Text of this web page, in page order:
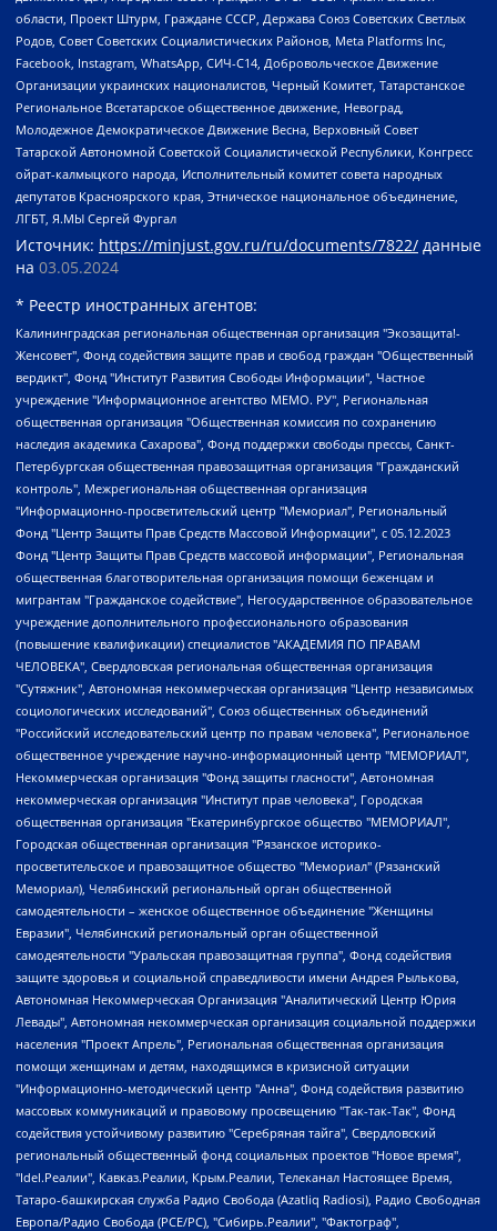
области, Проект Штурм, Граждане СССР, Держава Союз Советских Светлых
Родов, Совет Советских Социалистических Районов, Meta Platforms Inc,
Facebook, Instagram, WhatsApp, СИЧ-С14, Добровольческое Движение
Организации украинских националистов, Черный Комитет, Татарстанское
Региональное Всетатарское общественное движение, Невоград,
Молодежное Демократическое Движение Весна, Верховный Совет
Татарской Автономной Советской Социалистической Республики, Конгресс
ойрат-калмыцкого народа, Исполнительный комитет совета народных
депутатов Красноярского края, Этническое национальное объединение,
ЛГБТ, Я.МЫ Сергей Фургал
Источник: https://minjust.gov.ru/ru/documents/7822/ данные
на 03.05.2024
* Реестр иностранных агентов:
Калининградская региональная общественная организация "Экозащита!-Женсовет", Фонд содействия защите прав и свобод граждан "Общественный вердикт", Фонд "Институт Развития Свободы Информации", Частное учреждение "Информационное агентство МЕМО. РУ", Региональная общественная организация "Общественная комиссия по сохранению наследия академика Сахарова", Фонд поддержки свободы прессы, Санкт-Петербургская общественная правозащитная организация "Гражданский контроль", Межрегиональная общественная организация "Информационно-просветительский центр "Мемориал", Региональный Фонд "Центр Защиты Прав Средств Массовой Информации", с 05.12.2023 Фонд "Центр Защиты Прав Средств массовой информации", Региональная общественная благотворительная организация помощи беженцам и мигрантам "Гражданское содействие", Негосударственное образовательное учреждение дополнительного профессионального образования (повышение квалификации) специалистов "АКАДЕМИЯ ПО ПРАВАМ ЧЕЛОВЕКА", Свердловская региональная общественная организация "Сутяжник", Автономная некоммерческая организация "Центр независимых социологических исследований", Союз общественных объединений "Российский исследовательский центр по правам человека", Региональное общественное учреждение научно-информационный центр "МЕМОРИАЛ", Некоммерческая организация "Фонд защиты гласности", Автономная некоммерческая организация "Институт прав человека", Городская общественная организация "Екатеринбургское общество "МЕМОРИАЛ", Городская общественная организация "Рязанское историко-просветительское и правозащитное общество "Мемориал" (Рязанский Мемориал), Челябинский региональный орган общественной самодеятельности – женское общественное объединение "Женщины Евразии", Челябинский региональный орган общественной самодеятельности "Уральская правозащитная группа", Фонд содействия защите здоровья и социальной справедливости имени Андрея Рылькова, Автономная Некоммерческая Организация "Аналитический Центр Юрия Левады", Автономная некоммерческая организация социальной поддержки населения "Проект Апрель", Региональная общественная организация помощи женщинам и детям, находящимся в кризисной ситуации "Информационно-методический центр "Анна", Фонд содействия развитию массовых коммуникаций и правовому просвещению "Так-так-Так", Фонд содействия устойчивому развитию "Серебряная тайга", Свердловский региональный общественный фонд социальных проектов "Новое время", "Idel.Реалии", Кавказ.Реалии, Крым.Реалии, Телеканал Настоящее Время, Татаро-башкирская служба Радио Свобода (Azatliq Radiosi), Радио Свободная Европа/Радио Свобода (PCE/PC), "Сибирь.Реалии", "Фактограф", Благотворительный фонд помощи осужденным и их семьям, Автономная некоммерческая организация "Институт глобализации и социальных движений", Фонд "В защиту прав заключенных", Частное учреждение "Центр поддержки и содействия развитию средств массовой информации", Пензенский региональный общественный благотворительный фонд "Гражданский союз", "Север.Реалии", Некоммерческая организация Фонд "Правовая инициатива", Общество с ограниченной ответственностью "Радио Свободная Европа/Радио Свобода", Чешское информационное агентство "MEDIUM-ORIENT", Красноярская региональная общественная организация "Мы против СПИДа", Камалягин Денис Николаевич, Маркелов Сергей Евгеньевич, Пономарев Лев Александрович, Савицкая Людмила Алексеевна, Автономная некоммерческая организация "Центр по работе с проблемой насилия "НАСИЛИЮ.НЕТ", Межрегиональный профессиональный союз работников здравоохранения "Альянс врачей", Юридическое лицо, зарегистрированное в Латвийской Республике, SIA "Medusa Project" (регистрационный номер 40103797863, дата регистрации 10.06.2014), Некоммерческая организация "Фонд по борьбе с коррупцией", Автономная некоммерческая организация "Институт права и публичной политики", Баданин Роман Сергеевич, Гликин Максим Александрович, Железнова Мария Михайловна, Лукьянова Юлия Сергеевна, Маетная Елизавета Витальевна, Маняхин Петр Борисович, Чуракова Ольга Владимировна, Ярош Юлия Петровна, Юридическое лицо "The Insider SIA", зарегистрированное в Риге, Латвийская Республика (дата регистрации 26.06.2015), являющееся администратором доменного имени интернет-издания "The Insider SIA", https://theins.ru, Постернак Алексей Евгеньевич, Рубин Михаил Аркадьевич, Анин Роман Александрович, Юридическое лицо Istories fonds, зарегистрированное в Латвийской Республике (регистрационный номер 50008295751, дата регистрации 24.02.2020), Великовский Дмитрий Александрович, Долинина Ирина Николаевна, Мароховская Алеся Алексеевна, Шлейнов Роман Юрьевич, Шмагун Олеся Валентиновна, Общество с ограниченной ответственностью "Альтаир 2021", Общество с ограниченной ответственностью "Вега 2021", Общество с ограниченной ответственностью "Главный редактор 2021", Общество с ограниченной ответственностью "Ромашки монолит", Важенков Артем Валерьевич, Ивановская областная общественная организация "Центр гендерных исследований", Гурман Юрий Альбертович, Медиапроект "ОВД-Инфо", Егоров Владимир Владимирович, Жилинский Владимир Александрович, Общество с ограниченной ответственностью "ЗП", Иванова София Юрьевна, Карезина Инна Павловна, Кильтау Екатерина Викторовна, Петров Алексей Викторович, Пискунов Сергей Евгеньевич, Смирнов Сергей Сергеевич, Тихонов Михаил Сергеевич, Общество с ограниченной ответственностью "ЖУРНАЛИСТ-ИНОСТРАННЫЙ АГЕНТ", Арапова Галина Юрьевна, Вольтская Татьяна Анатольевна, Американская компания "Mason G.E.S. Anonymous Foundation" (США), являющаяся владельцем интернет-издания https://mnews.world/, Компания "Stichting Bellingcat", зарегистрированная в Нидерландах (дата регистрации 11.07.2018), Захаров Андрей Вячеславович, Клепиковская Екатерина Дмитриевна, Общество с ограниченной ответственностью "МЕМО", Перл Роман Александрович, Симонов Евгений Алексеевич, Соловьева Елена Анатольевна, Сотников Даниил Владимирович, Сурначева Елизавета Дмитриевна, Автономная некоммерческая организация по защите прав человека и информированию населения "Якутия – Наше Мнение", Общество с ограниченной ответственностью "Москоу диджитал медиа", с 26.01.2023 Общество с ограниченной ответственностью "Чайка Белые сады", Ветошкина Валерия Валерьевна, Заговора Максим Александрович, Межрегиональное общественное движение "Российская ЛГБТ - сеть", Оленичев Максим Владимирович, Павлов Иван Юрьевич, Скворцова Елена Сергеевна, Общество с ограниченной ответственностью "Как бы инагент", Кочетков Игорь Викторович, Общество с ограниченной ответственностью "Честные выборы", Еланчик Олег Александрович, Общество с ограниченной ответственностью "Нобелевский призыв", Гималова Регина Эмилевна, Григорьев Андрей Валерьевич, Григорьева Алина Александровна, Ассоциация по содействию защите прав призывников, альтернативнослужащих и военнослужащих "Правозащитная группа "Гражданин.Армия.Право", Хисамова Регина Фаритовна, Автономная некоммерческая организация по реализации социально-правовых программ "Лилит", Дальневосточное общественное движение "Маяк", Санкт-Петербургская ЛГБТ-инициативная группа "Выход", Инициативная группа ЛГБТ+ "Реверс", Алексеев Андрей Викторович, Бекбулатова Таисия Львовна, Беляев Иван Михайлович, Владыкина Елена Сергеевна, Гельман Марат Александрович, Никульшина Вероника Юрьевна, Толоконникова Надежда Андреевна, Шендерович Виктор Анатольевич, Общество с ограниченной ответственностью "Данное сообщение", Общество с ограниченной ответственностью Издательский дом "Новая глава", Айнбиндер Александра Александровна, Московский комьюнити-центр для ЛГБТ+инициатив, Благотворительный фонд развития филантропии, Deutsche Welle (Германия, Kurt-Schumacher-Strasse 3, 53113 Bonn), Борзунова Мария Михайловна, Воробьев Виктор Викторович, Голубева Анна Львовна, Константинова Алла Михайловна, Малкова Ирина Владимировна, Мурадов Мурад Абдулгалимович, Осетинская Елизавета Николаевна, Понасенков Евгений Николаевич, Ганапольский Матвей Юрьевич, Киселев Евгений Алексеевич, Борухович Ирина Григорьевна, Дремин Иван Тимофеевич, Дубровский Дмитрий Викторович, Красноярская региональная общественная организация поддержки и развития альтернативных образовательных технологий и межкультурных коммуникаций "ИНТЕРРА", Маяковская Екатерина Алексеевна, Фейгин Марк Захарович, Филимонов Андрей Викторович, Дзугкоева Регина Николаевна, Доброхотов Роман Александрович, Дудь Юрий Александрович, Елкин Сергей Владимирович, Кругликов Кирилл Игоревич, Сабунаева Мария Леонидовна, Семенов Алексей Владимирович, Шаинян Карен Багратович, Шульман Екатерина Михайловна, Асафьев Артур Валерьевич, Вахштайн Виктор Семенович, Венедиктов Алексей Алексеевич, Лушникова Екатерина Евгеньевна, Волков Леонид Михайлович, Невзоров Александр Глебович, Пархоменко Сергей Борисович, Сироткин Ярослав Николаевич, Кара-Мурза Владимир Владимирович, Баранова Наталья Владимировна, Гозман Леонид Яковлевич, Кагарлицкий Борис Юльевич, Климарев Михаил Валерьевич, Милов Владимир Станиславович, Автономная некоммерческая организация Краснодарский центр современного искусства "Типография", Моргенштерн Алишер Тагирович, Соболь Любовь Эдуардовна, Общество с ограниченной ответственностью "ЛИЗА НОРМ", Каспаров Гарри Кимович, Ходорковский Михаил Борисович, Общество с ограниченной ответственностью "Апрельские тезисы", Данилович Ирина Брониславовна, Кашин Олег Владимирович, Петров Николай Владимирович, Пивоваров Алексей Владимирович, Соколов Михаил Владимирович, Цветкова Юлия Владимировна, Чичваркин Евгений Александрович, Комитет против пыток/Команда против пыток, Общество с ограниченной ответственностью "Первый научный", Общество с ограниченной ответственностью "Вертолет и ко", Белоцерковская Вероника Борисовна, Кац Максим Евгеньевич, Лазарева Татьяна Юрьевна, Шаведдинов Руслан Табризович, Яшин Илья Валерьевич, Общество с ограниченной ответственностью "Иноагент ААВ", Алешковский Дмитрий Петрович, Альбац Евгения Марковна, Быков Дмитрий Львович, Галямина Юлия Евгеньевна, Лойко Сергей Леонидович, Мартынов Кирилл Константинович, Медведев Сергей Александрович, Крашенинников Федор Геннадиевич, Гордеева Катерина Вл